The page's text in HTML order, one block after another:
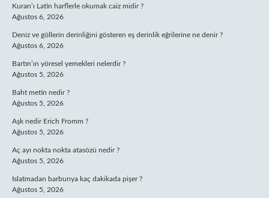
Kuran’ı Latin harflerle okumak caiz midir ?
Ağustos 6, 2026
Deniz ve göllerin derinliğini gösteren eş derinlik eğrilerine ne denir ?
Ağustos 6, 2026
Bartın’ın yöresel yemekleri nelerdir ?
Ağustos 5, 2026
Baht metin nedir ?
Ağustos 5, 2026
Aşk nedir Erich Fromm ?
Ağustos 5, 2026
Aç ayı nokta nokta atasözü nedir ?
Ağustos 5, 2026
Islatmadan barbunya kaç dakikada pişer ?
Ağustos 5, 2026